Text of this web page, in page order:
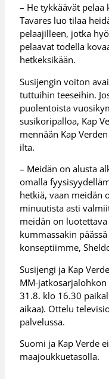
– He tykkäävät
Tavares luo tilaa
pelaajilleen, jotka
pelaavat todella
hetkeksikään.
Susijengin voiton
tuttuihin teeseihin.
puolentoista
susikoripalloa, Kap
mennään Kap
ilta.
– Meidän on alusta
omalla
hetkiä, vaan meidän
minuutista asti
meidän on
kummassakin
konseptiimme,
Susijengi ja Kap
MM-
31.8. klo 16.30
aikaa). Ottelu
palvelussa.
Suomi ja Kap Verde
maajoukkuetasolla.